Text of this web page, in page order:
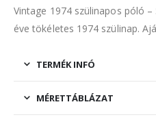
Vintage 1974 szülinapos póló
éve tökéletes 1974 szülinap.
TERMÉK INFÓ
MÉRETTÁBLÁZAT